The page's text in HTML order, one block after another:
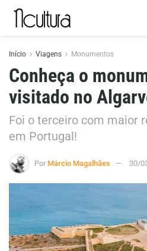
Início Viagens Monumentos
Conheça o
visitado no
Foi o terceiro com maior
em Portugal!
Por Márcio Magalhães 30/